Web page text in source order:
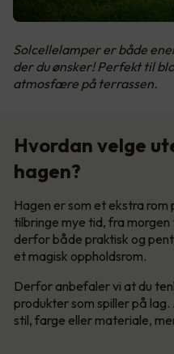
Solcellelamper er både
der du ønsker! Perfekt til
atmosfære på terrassen.
Hvordan velge
hagen?
Hagen er som et ekstra
tilbringe mye tid, fra morgen
derfor både praktisk og
et magisk oppholdsrom.
Derfor anbefaler vi at du
produkter som spiller på
stil, farge eller materiale,